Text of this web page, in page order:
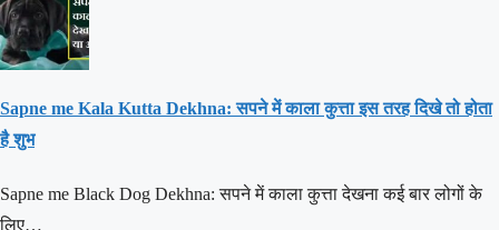
Sapne me Kala Kutta Dekhna: सपने में काला कुत्ता इस तरह दिखे तो होता
है शुभ
Sapne me Black Dog Dekhna: सपने में काला कुत्ता देखना कई बार लोगों के
लिए…